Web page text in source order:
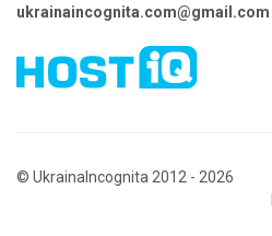
ukrainaincognita.com@gmail.com
© UkrainaIncognita 2012 - 2026